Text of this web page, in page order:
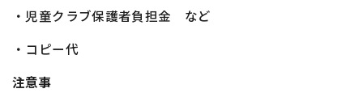
・児童クラブ保護者負担金 など
・コピー代
注意事